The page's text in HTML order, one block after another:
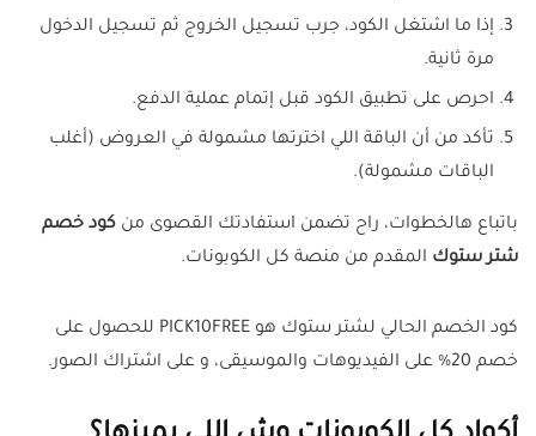
إذا ما اشتغل الكود، جرب تسجيل الخروج ثم تسجيل الدخول
مرة ثانية.
احرص على تطبيق الكود قبل إتمام عملية الدفع.
تأكد من أن الباقة اللي اخترتها مشمولة في العروض (أغلب
الباقات مشمولة).
باتباع هالخطوات، راح تضمن استفادتك القصوى من كود خصم
شتر ستوك المقدم من منصة كل الكوبونات.
كود الخصم الحالي لشتر ستوك هو PICK10FREE للحصول على
خصم 20% على الفيديوهات والموسيقى، و على اشتراك الصور.